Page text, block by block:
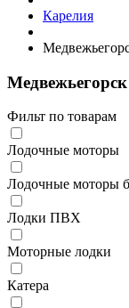
Карелия
Медвежьегорск
Фильт по товарам
Лодочные моторы
Лодочные моторы
Лодки ПВХ
Моторные лодки
Катера